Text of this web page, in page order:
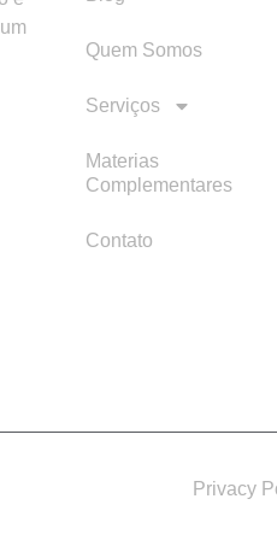
Quem Somos
Serviços
Materias
Complementares
Contato
Privacy